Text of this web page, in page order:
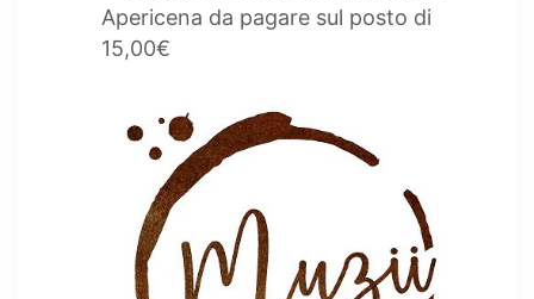
Apericena da pagare sul posto di
15,00€